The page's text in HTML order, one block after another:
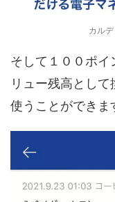
カル
そして１００ポ
リュー残高とし
使うことができま